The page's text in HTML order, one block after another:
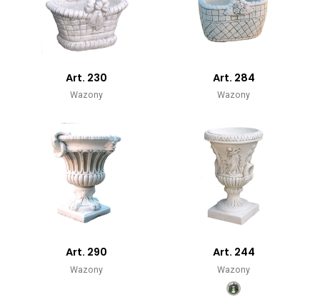
Art. 230
Wazony
Art. 284
Wazony
Art. 290
Wazony
Art. 244
Wazony